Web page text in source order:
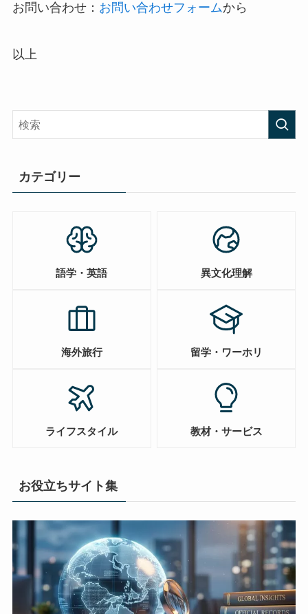
お問い合わせ： お問い合わせフォームから
以上
カテゴリー
語学・英語 異文化理解
海外旅行 留学・ワーホリ
ライフスタイル 教材・サービス
お役立ちサイト集